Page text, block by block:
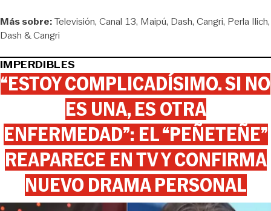
Más sobre:Televisión Canal 13 Maipú Dash Cangri Perla Ilich
Dash & Cangri
IMPERDIBLES
“ESTOY COMPLICADÍSIMO. SI NO
ES UNA, ES OTRA
ENFERMEDAD”: EL “PEÑETEÑE”
REAPARECE EN TV Y CONFIRMA
NUEVO DRAMA PERSONAL